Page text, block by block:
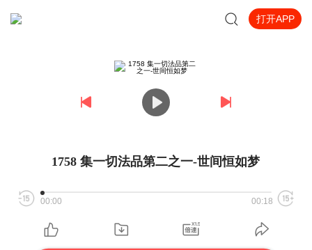
打开APP
1758 集一切法品第二之一-世间恒如梦
00:00 00:18